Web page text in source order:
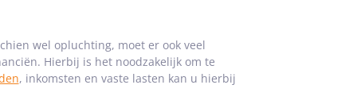
wel opluchting, moet er ook veel
Hierbij is het noodzakelijk om te
, inkomsten en vaste lasten kan u hierbij